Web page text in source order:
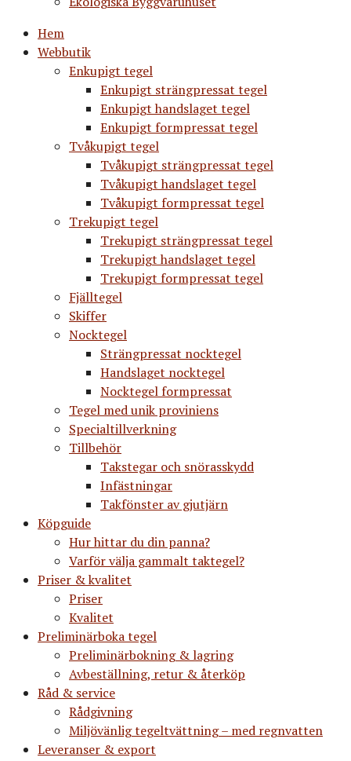
Hem
Webbutik
Enkupigt tegel
Enkupigt strängpressat tegel
Enkupigt handslaget tegel
Enkupigt formpressat tegel
Tvåkupigt tegel
Tvåkupigt strängpressat tegel
Tvåkupigt handslaget tegel
Tvåkupigt formpressat tegel
Trekupigt tegel
Trekupigt strängpressat tegel
Trekupigt handslaget tegel
Trekupigt formpressat tegel
Fjälltegel
Skiffer
Nocktegel
Strängpressat nocktegel
Handslaget nocktegel
Nocktegel formpressat
Tegel med unik proviniens
Specialtillverkning
Tillbehör
Takstegar och snörasskydd
Infästningar
Takfönster av gjutjärn
Köpguide
Hur hittar du din panna?
Varför välja gammalt taktegel?
Priser & kvalitet
Priser
Kvalitet
Preliminärboka tegel
Preliminärbokning & lagring
Avbeställning, retur & återköp
Råd & service
Rådgivning
Miljövänlig tegeltvättning – med regnvatten
Leveranser & export